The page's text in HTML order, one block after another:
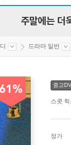
주말에는 더
드라마 일반
중고
스콧 힉
정가